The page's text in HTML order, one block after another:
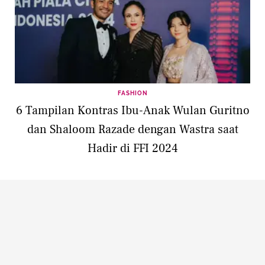
FASHION
6 Tampilan Kontras Ibu-Anak Wulan Guritno
dan Shaloom Razade dengan Wastra saat
Hadir di FFI 2024